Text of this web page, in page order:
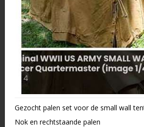
Gezocht palen set voor de small wall
Nok en rechtstaande palen